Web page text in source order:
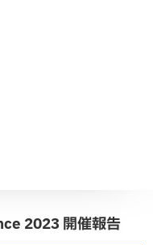
2023 開催報告